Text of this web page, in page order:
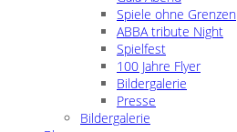
Spiele ohne Grenzen
ABBA tribute Night
Spielfest
100 Jahre Flyer
Bildergalerie
Presse
Bildergalerie